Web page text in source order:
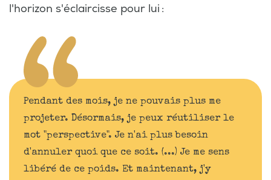
l'horizon s'éclaircisse pour lui :
Pendant des mois, je ne pouvais plus me
projeter. Désormais, je peux réutiliser le
mot "perspective". Je n'ai plus besoin
d'annuler quoi que ce soit. (...) Je me sens
libéré de ce poids. Et maintenant, j'y